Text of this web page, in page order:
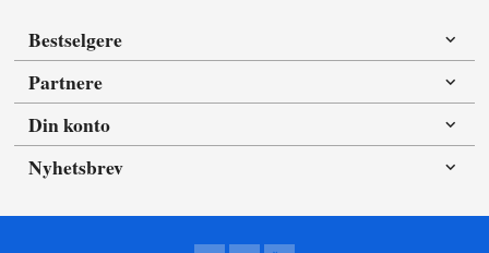
Bestselgere
Partnere
Din konto
Nyhetsbrev